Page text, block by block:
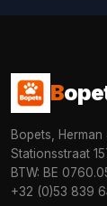
B
Bopets, Herman
Stationsstraat
BTW: BE
+32 (0)53 839